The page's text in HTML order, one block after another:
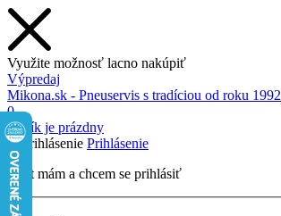
Využite možnosť lacno nakúpiť
Výpredaj
Mikona.sk - Pneuservis s tradíciou od roku 1992
0
Košík je prázdny
Prihlásenie
Účet mám a chcem se prihlásiť